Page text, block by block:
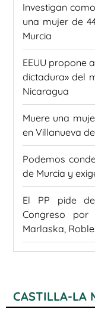
Investigan
una mujer de
Murcia
EEUU propone
dictadura» del
Nicaragua
Muere una
en Villanueva
Podemos
de Murcia y
El PP pide
Congreso
Marlaska,
CASTILLA-LA